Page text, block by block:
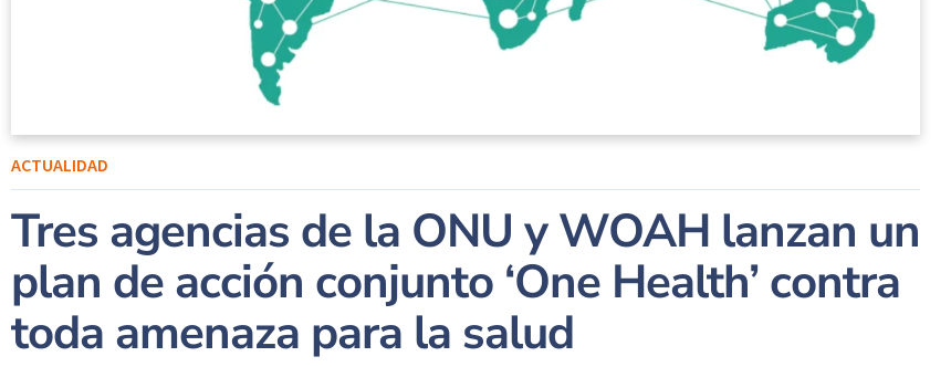
ACTUALIDAD
Tres agencias de la ONU y WOAH lanzan un
plan de acción conjunto ‘One Health’ contra
toda amenaza para la salud